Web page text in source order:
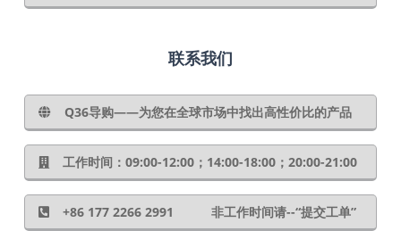
联系我们
Q36导购——为您在全球市场中找出高性价比的产品
工作时间：09:00-12:00；14:00-18:00；20:00-21:00
+86 177 2266 2991 非工作时间请--“提交工单”